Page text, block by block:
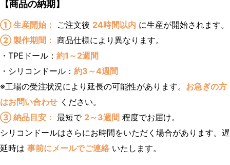
【商品の納期】
① 生産開始： ご注文後 24時間以内 に生産が開始されます。
② 製作期間： 商品仕様により異なります。
・TPEドール： 約1～2週間
・シリコンドール： 約3～4週間
※工場の受注状況により延長の可能性があります。 お急ぎの方
はお問い合わせ ください。
③ 納品目安： 最短で 2～3週間 程度でお届け。
シリコンドールはさらにお時間をいただく場合があります。遅
延時は 事前にメールでご連絡 いたします。